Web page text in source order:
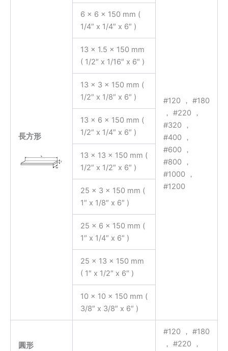
長方形
#120 ， #180
， #220 ，
#320 ，
#400 ，
#600 ，
#800 ，
#1000 ，
#1200
6 x 6 x 150 mm (
1/4″ x 1/4″ x 6″ )
13 x 1.5 x 150 mm
( 1/2″ x 1/16″ x 6″ )
13 x 3 x 150 mm (
1/2″ x 1/8″ x 6″ )
13 x 6 x 150 mm (
1/2″ x 1/4″ x 6″ )
13 x 13 x 150 mm (
1/2″ x 1/2″ x 6″ )
25 x 3 x 150 mm (
1″ x 1/8″ x 6″ )
25 x 6 x 150 mm (
1″ x 1/4″ x 6″ )
25 x 13 x 150 mm
( 1″ x 1/2″ x 6″ )
10 x 10 x 150 mm (
3/8″ x 3/8″ x 6″ )
圓形
#120 ， #180
， #220 ，